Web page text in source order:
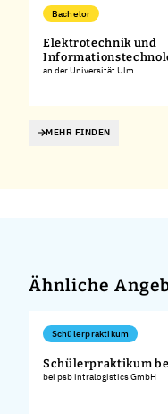
Bachelor
Elektrotechnik und
an der Universität Ulm
MEHR FINDEN
Ähnliche
Schülerpraktikum
Schülerpraktikum
bei psb intralogistics GmbH